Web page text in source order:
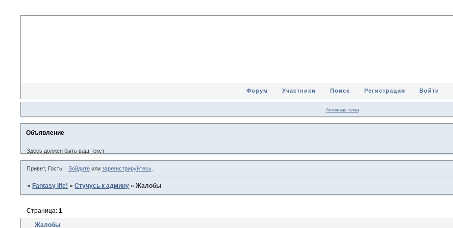
Форум Участники Поиск Регистрация Войти
Активные темы
Объявление
Здесь должен быть ваш текст
Привет, Гость! Войдитеили зарегистрируйтесь.
»Fantasy life! »Стучусь к админу »Жалобы
Жалобы
Страница:1